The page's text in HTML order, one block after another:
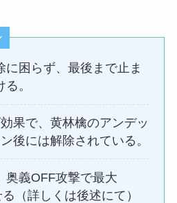
に困らず、最後まで止ま
。
果で、黄林檎のアンデッ
後には解除されている。
奥義OFF攻撃で最大
（詳しくは後述にて）